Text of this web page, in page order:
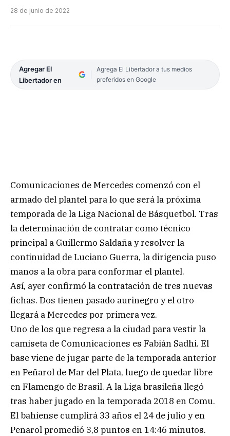
28 de junio de 2022
Agregar El
Libertador en
Agrega El Libertador a tus medios
preferidos en Google
Comunicaciones de Mercedes comenzó con el
armado del plantel para lo que será la próxima
temporada de la Liga Nacional de Básquetbol. Tras
la determinación de contratar como técnico
principal a Guillermo Saldaña y resolver la
continuidad de Luciano Guerra, la dirigencia puso
manos a la obra para conformar el plantel.
Así, ayer confirmó la contratación de tres nuevas
fichas. Dos tienen pasado aurinegro y el otro
llegará a Mercedes por primera vez.
Uno de los que regresa a la ciudad para vestir la
camiseta de Comunicaciones es Fabián Sadhi. El
base viene de jugar parte de la temporada anterior
en Peñarol de Mar del Plata, luego de quedar libre
en Flamengo de Brasil. A la Liga brasileña llegó
tras haber jugado en la temporada 2018 en Comu.
El bahiense cumplirá 33 años el 24 de julio y en
Peñarol promedió 3,8 puntos en 14:46 minutos.